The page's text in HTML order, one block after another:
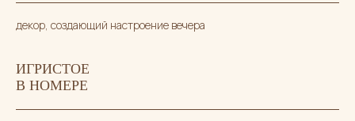
декор, создающий настроение вечера
ИГРИСТОЕ
В НОМЕРЕ